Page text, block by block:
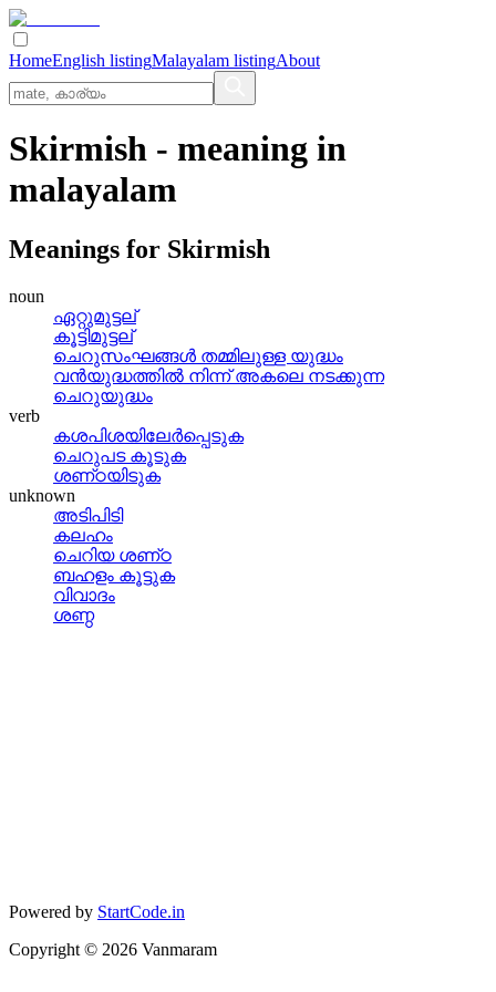
HomeEnglish listingMalayalam listingAbout
Skirmish - meaning in
malayalam
Meanings for Skirmish
noun
ഏറ്റുമുട്ടല്
കൂട്ടിമുട്ടല്
ചെറുസംഘങ്ങള്‍ തമ്മിലുള്ള യുദ്ധം
വന്‍യുദ്ധത്തില്‍ നിന്ന്‌ അകലെ നടക്കുന്ന
ചെറുയുദ്ധം
verb
കശപിശയിലേര്‍പ്പെടുക
ചെറുപട കൂടുക
ശണ്‌ഠയിടുക
unknown
അടിപിടി
കലഹം
ചെറിയ ശണ്‌ഠ
ബഹളം കൂട്ടുക
വിവാദം
ശണ്ഠ
Powered by StartCode.in
Copyright © 2026 Vanmaram